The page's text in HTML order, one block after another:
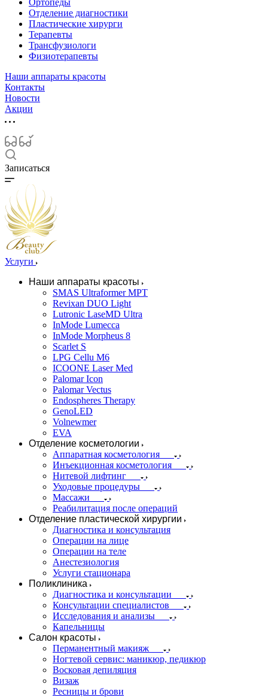
Ортопеды
Отделение диагностики
Пластические хирурги
Терапевты
Трансфузиологи
Физиотерапевты
Наши аппараты красоты
Контакты
Новости
Акции
Записаться
Услуги
Наши аппараты красоты
SMAS Ultraformer MPT
Revixan DUO Light
Lutronic LaseMD Ultra
InMode Lumecca
InMode Morpheus 8
Scarlet S
LPG Cellu M6
ICOONE Laser Med
Palomar Icon
Palomar Vectus
Endospheres Therapy
GenoLED
Volnewmer
EVA
Отделение косметологии
Аппаратная косметология
Инъекционная косметология
Нитевой лифтинг
Уходовые процедуры
Массажи
Реабилитация после операций
Отделение пластической хирургии
Диагностика и консультация
Операции на лице
Операции на теле
Анестезиология
Услуги стационара
Поликлиника
Диагностика и консультации
Консультации специалистов
Исследования и анализы
Капельницы
Салон красоты
Перманентный макияж
Ногтевой сервис: маникюр, педикюр
Восковая депиляция
Визаж
Ресницы и брови